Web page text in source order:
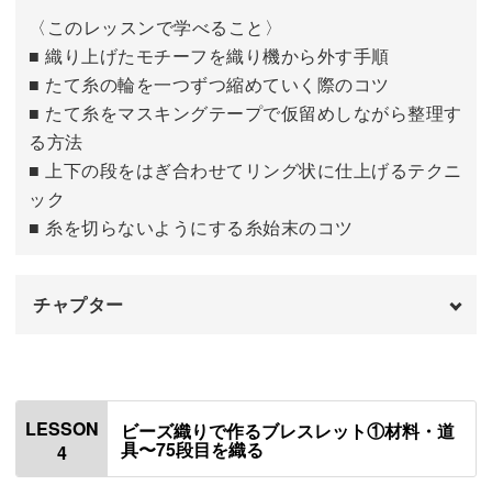
ビーズのすくい方や糸の引き加減など、きれいに仕上げる
ポイントも詳しく解説。
花びらをつなぎ合わせる方法や、アクセサリーとして整え
る仕立て方も習得できます！
ん♪
けられる内容になっています。
1段目を織る
2段目を織る 11:08
3〜34段目を織る
〈このレッスンで学べること〉
■ 織り上げたモチーフを織り機から外す手順
■ たて糸の輪を一つずつ縮めていく際のコツ
■ たて糸をマスキングテープで仮留めしながら整理す
る方法
■ 上下の段をはぎ合わせてリング状に仕上げるテクニ
ック
■ 糸を切らないようにする糸始末のコツ
チャプター
織り機から外す
たて糸の始末をする
LESSON
4
ビーズ織りで作るブレスレット①材料・道
具〜75段目を織る